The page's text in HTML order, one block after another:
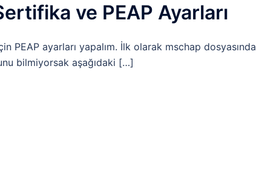
ve PEAP Ayarları
PEAP ayarları yapalım. İlk olarak mschap dosyasında
bilmiyorsak aşağıdaki […]